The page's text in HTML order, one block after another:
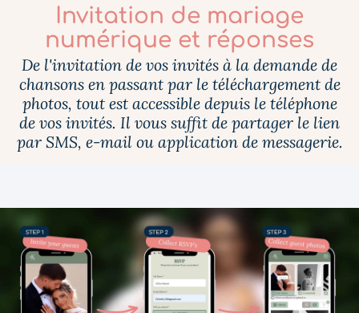
Invitation de mariage
numérique et réponses
De l'invitation de vos invités à la demande de
chansons en passant par le téléchargement de
photos, tout est accessible depuis le téléphone
de vos invités. Il vous suffit de partager le lien
par SMS, e-mail ou application de messagerie.